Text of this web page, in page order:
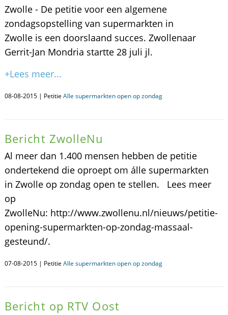
Zwolle - De petitie voor een algemene
zondagsopstelling van supermarkten in
Zwolle is een doorslaand succes. Zwollenaar
Gerrit-Jan Mondria startte 28 juli jl.
+Lees meer...
08-08-2015 | Petitie Alle supermarkten open op zondag
Bericht ZwolleNu
Al meer dan 1.400 mensen hebben de petitie
ondertekend die oproept om álle supermarkten
in Zwolle op zondag open te stellen. Lees meer
op
ZwolleNu: http://www.zwollenu.nl/nieuws/petitie-
opening-supermarkten-op-zondag-massaal-
gesteund/.
07-08-2015 | Petitie Alle supermarkten open op zondag
Bericht op RTV Oost